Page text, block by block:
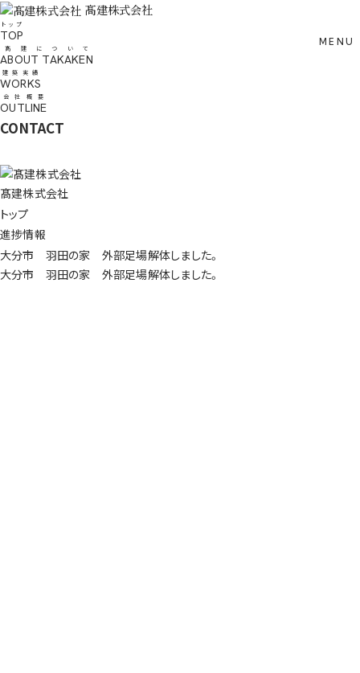
髙建株式会社
TOP
トップ
ABOUT TAKAKEN
髙建について
WORKS
建築実績
OUTLINE
会社概要
CONTACT
髙建株式会社
トップ
進捗情報
大分市 羽田の家 外部足場解体しました。
大分市 羽田の家 外部足場解体しました。